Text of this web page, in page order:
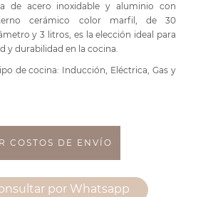
de acero inoxidable y aluminio con
cerámico color marfil, de 30
y 3 litros, es la elección ideal para
y durabilidad en la cocina.
de cocina: Inducción, Eléctrica, Gas y
COSTOS DE ENVÍO
por Whatsapp